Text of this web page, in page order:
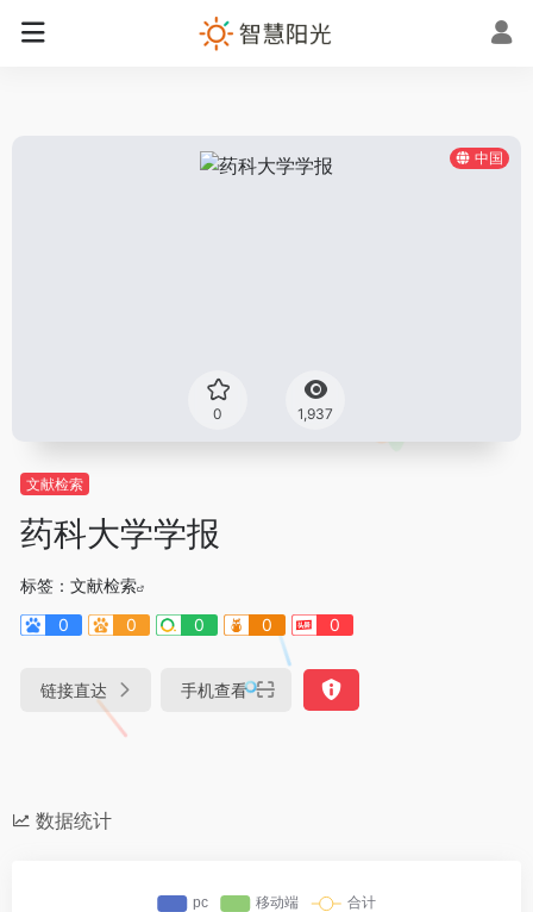
中国
0 1,937
文献检索
药科大学学报
标签： 文献检索
0
0 0 0 0
链接直达 手机查看
数据统计